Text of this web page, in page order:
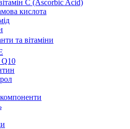
С (Ascorbic Acid)
кислота
та вітаміни